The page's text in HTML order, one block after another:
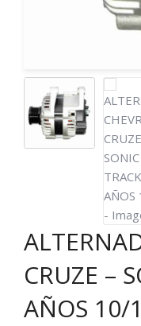
CRUZE –
AÑOS 10/